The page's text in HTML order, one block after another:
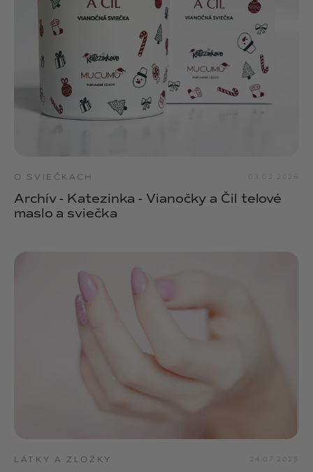
O SVIEČKACH 03.02.2026
Archív - Katezinka - Vianočky a Čil telové
maslo a sviečka
LÁTKY A ZLOŽKY 24.07.2025